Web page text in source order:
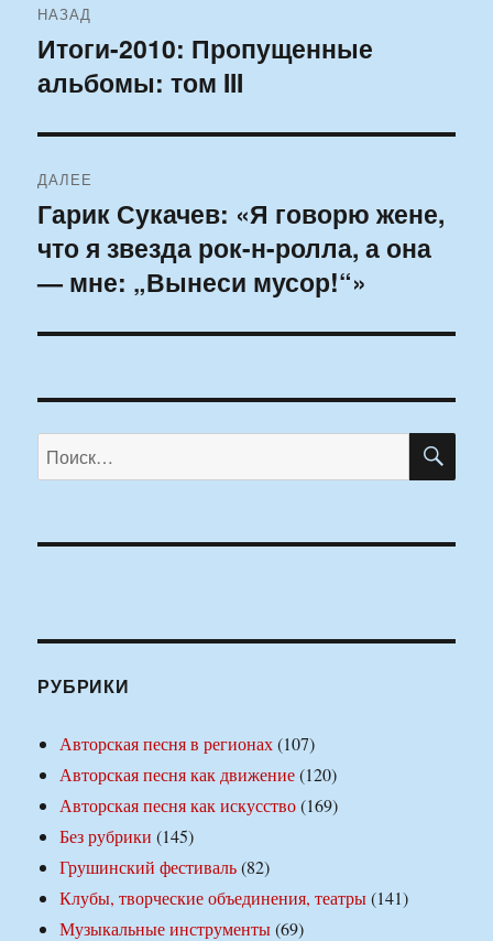
по
записям
НАЗАД
Предыдущая
запись:
Итоги-2010: Пропущенные
альбомы: том III
ДАЛЕЕ
Следующая
запись:
Гарик Сукачев: «Я говорю жене,
что я звезда рок-н-ролла, а она
— мне: „Вынеси мусор!“»
Искать:
РУБРИКИ
Авторская песня в регионах(107)
Авторская песня как движение(120)
Авторская песня как искусство(169)
Без рубрики (145)
Грушинский фестиваль(82)
Клубы, творческие объединения, театры(141)
Музыкальные инструменты(69)